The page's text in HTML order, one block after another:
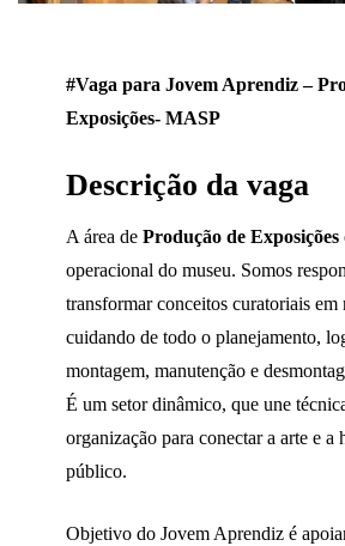
#Vaga para Jovem Aprendiz –
Exposições- MASP
Descrição da vaga
A área de Produção de Exposições
operacional do museu. Somos
transformar conceitos curatoriais em
cuidando de todo o planejamento,
montagem, manutenção e
É um setor dinâmico, que une
organização para conectar a arte e a
público.
Objetivo do Jovem Aprendiz é